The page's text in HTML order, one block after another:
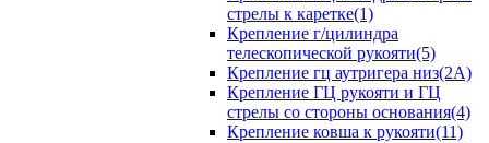
стрелы к каретке(1)
Крепление г/цилиндра
телескопической рукояти(5)
Крепление гц аутригера низ(2А)
Крепление ГЦ рукояти и ГЦ
стрелы со стороны основания(4)
Крепление ковша к рукояти(11)